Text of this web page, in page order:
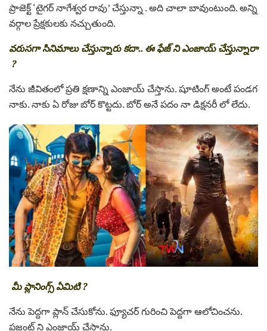
ప్రాజెక్ట్ ‘టైగర్ నాగేశ్వర రావు’ చేస్తున్నా . అది చాలా బావుంటుంది. అన్ని
వర్గాల ప్రేక్షకులకు నచ్చుతుంది.
వరుసగా సినిమాలు చేస్తున్నారు కదా.. ఈ ఫేజ్ ని ఎంజాయ్ చేస్తున్నారా
?
నేను జీవితంలో ప్రతి క్షణాన్ని ఎంజాయ్ చేస్తాను. షూటింగ్ అంటే పండగ
నాకు. నాకు ఏ రోజు బోర్ కొట్టదు. బోర్ అనే పదం నా డిక్షనరీ లో లేదు.
మీ ప్లానింగ్స్ ఏమిటి ?
నేను పెద్దగా ప్లాన్ చేసుకోను. ఫ్యూచర్ గురించి పెద్దగా ఆలోచించను.
ప్రజంట్ ని ఎంజాయ్ చేస్తాను.